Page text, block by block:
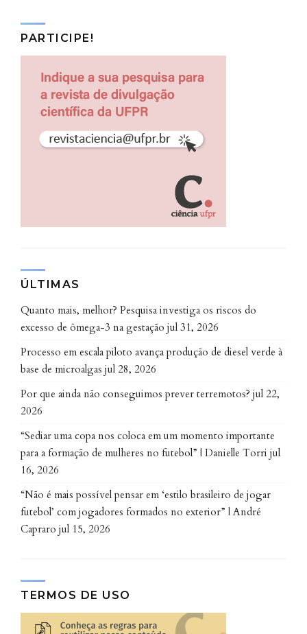
PARTICIPE!
ÚLTIMAS
Quanto mais, melhor? Pesquisa investiga os riscos do
excesso de ômega-3 na gestação jul 31, 2026
Processo em escala piloto avança produção de diesel verde à
base de microalgas jul 28, 2026
Por que ainda não conseguimos prever terremotos? jul 22,
2026
“Sediar uma copa nos coloca em um momento importante
para a formação de mulheres no futebol” | Danielle Torri jul
16, 2026
“Não é mais possível pensar em ‘estilo brasileiro de jogar
futebol’ com jogadores formados no exterior” | André
Capraro jul 15, 2026
TERMOS DE USO